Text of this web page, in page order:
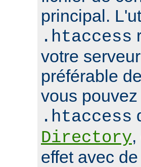
principal.
.htaccess
votre
préférable
vous
.htaccess
Directory
effet avec